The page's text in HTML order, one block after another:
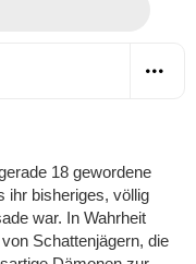
18 gewordene
ihr bisheriges, völlig
war. In Wahrheit
Schattenjägern, die